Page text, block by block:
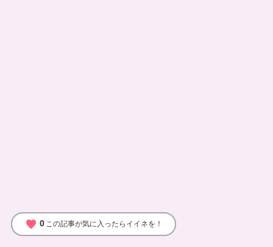
favorite 0 この記事が気に入ったらイイネを！